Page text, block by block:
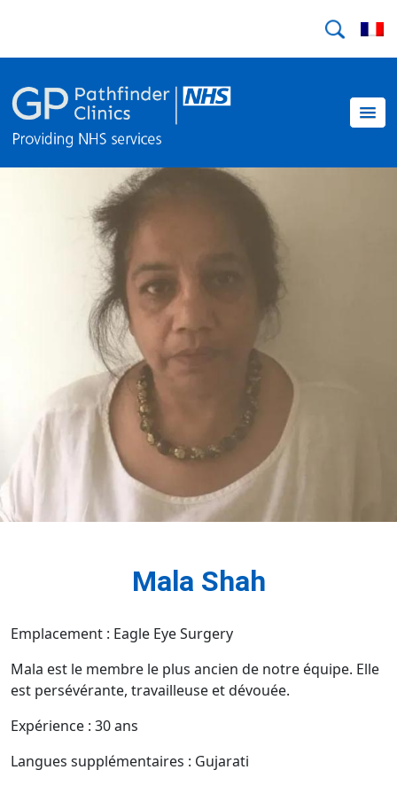
Mala Shah
Emplacement : Eagle Eye Surgery
Mala est le membre le plus ancien de notre équipe. Elle
est persévérante, travailleuse et dévouée.
Expérience : 30 ans
Langues supplémentaires : Gujarati